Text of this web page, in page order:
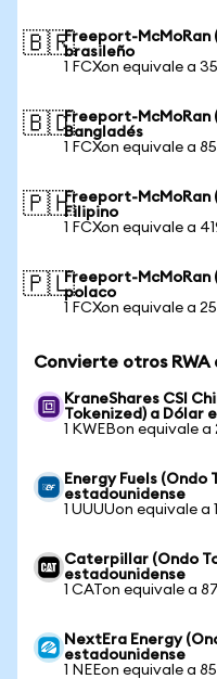
🇧🇷Freeport-McMoRan
brasileño
1 FCXon equivale a
🇧🇩Freeport-McMoRan
Bangladés
1 FCXon equivale a
🇵🇭Freeport-McMoRan
Filipino
1 FCXon equivale a
🇵🇱Freeport-McMoRan
polaco
1 FCXon equivale a
Convierte otros RWA
KraneShares CSI
Tokenized) a Dólar
1 KWEBon equivale a
Energy Fuels (Ondo
estadounidense
1 UUUUon equivale a
Caterpillar (Ondo
estadounidense
1 CATon equivale a
NextEra Energy
estadounidense
1 NEEon equivale a